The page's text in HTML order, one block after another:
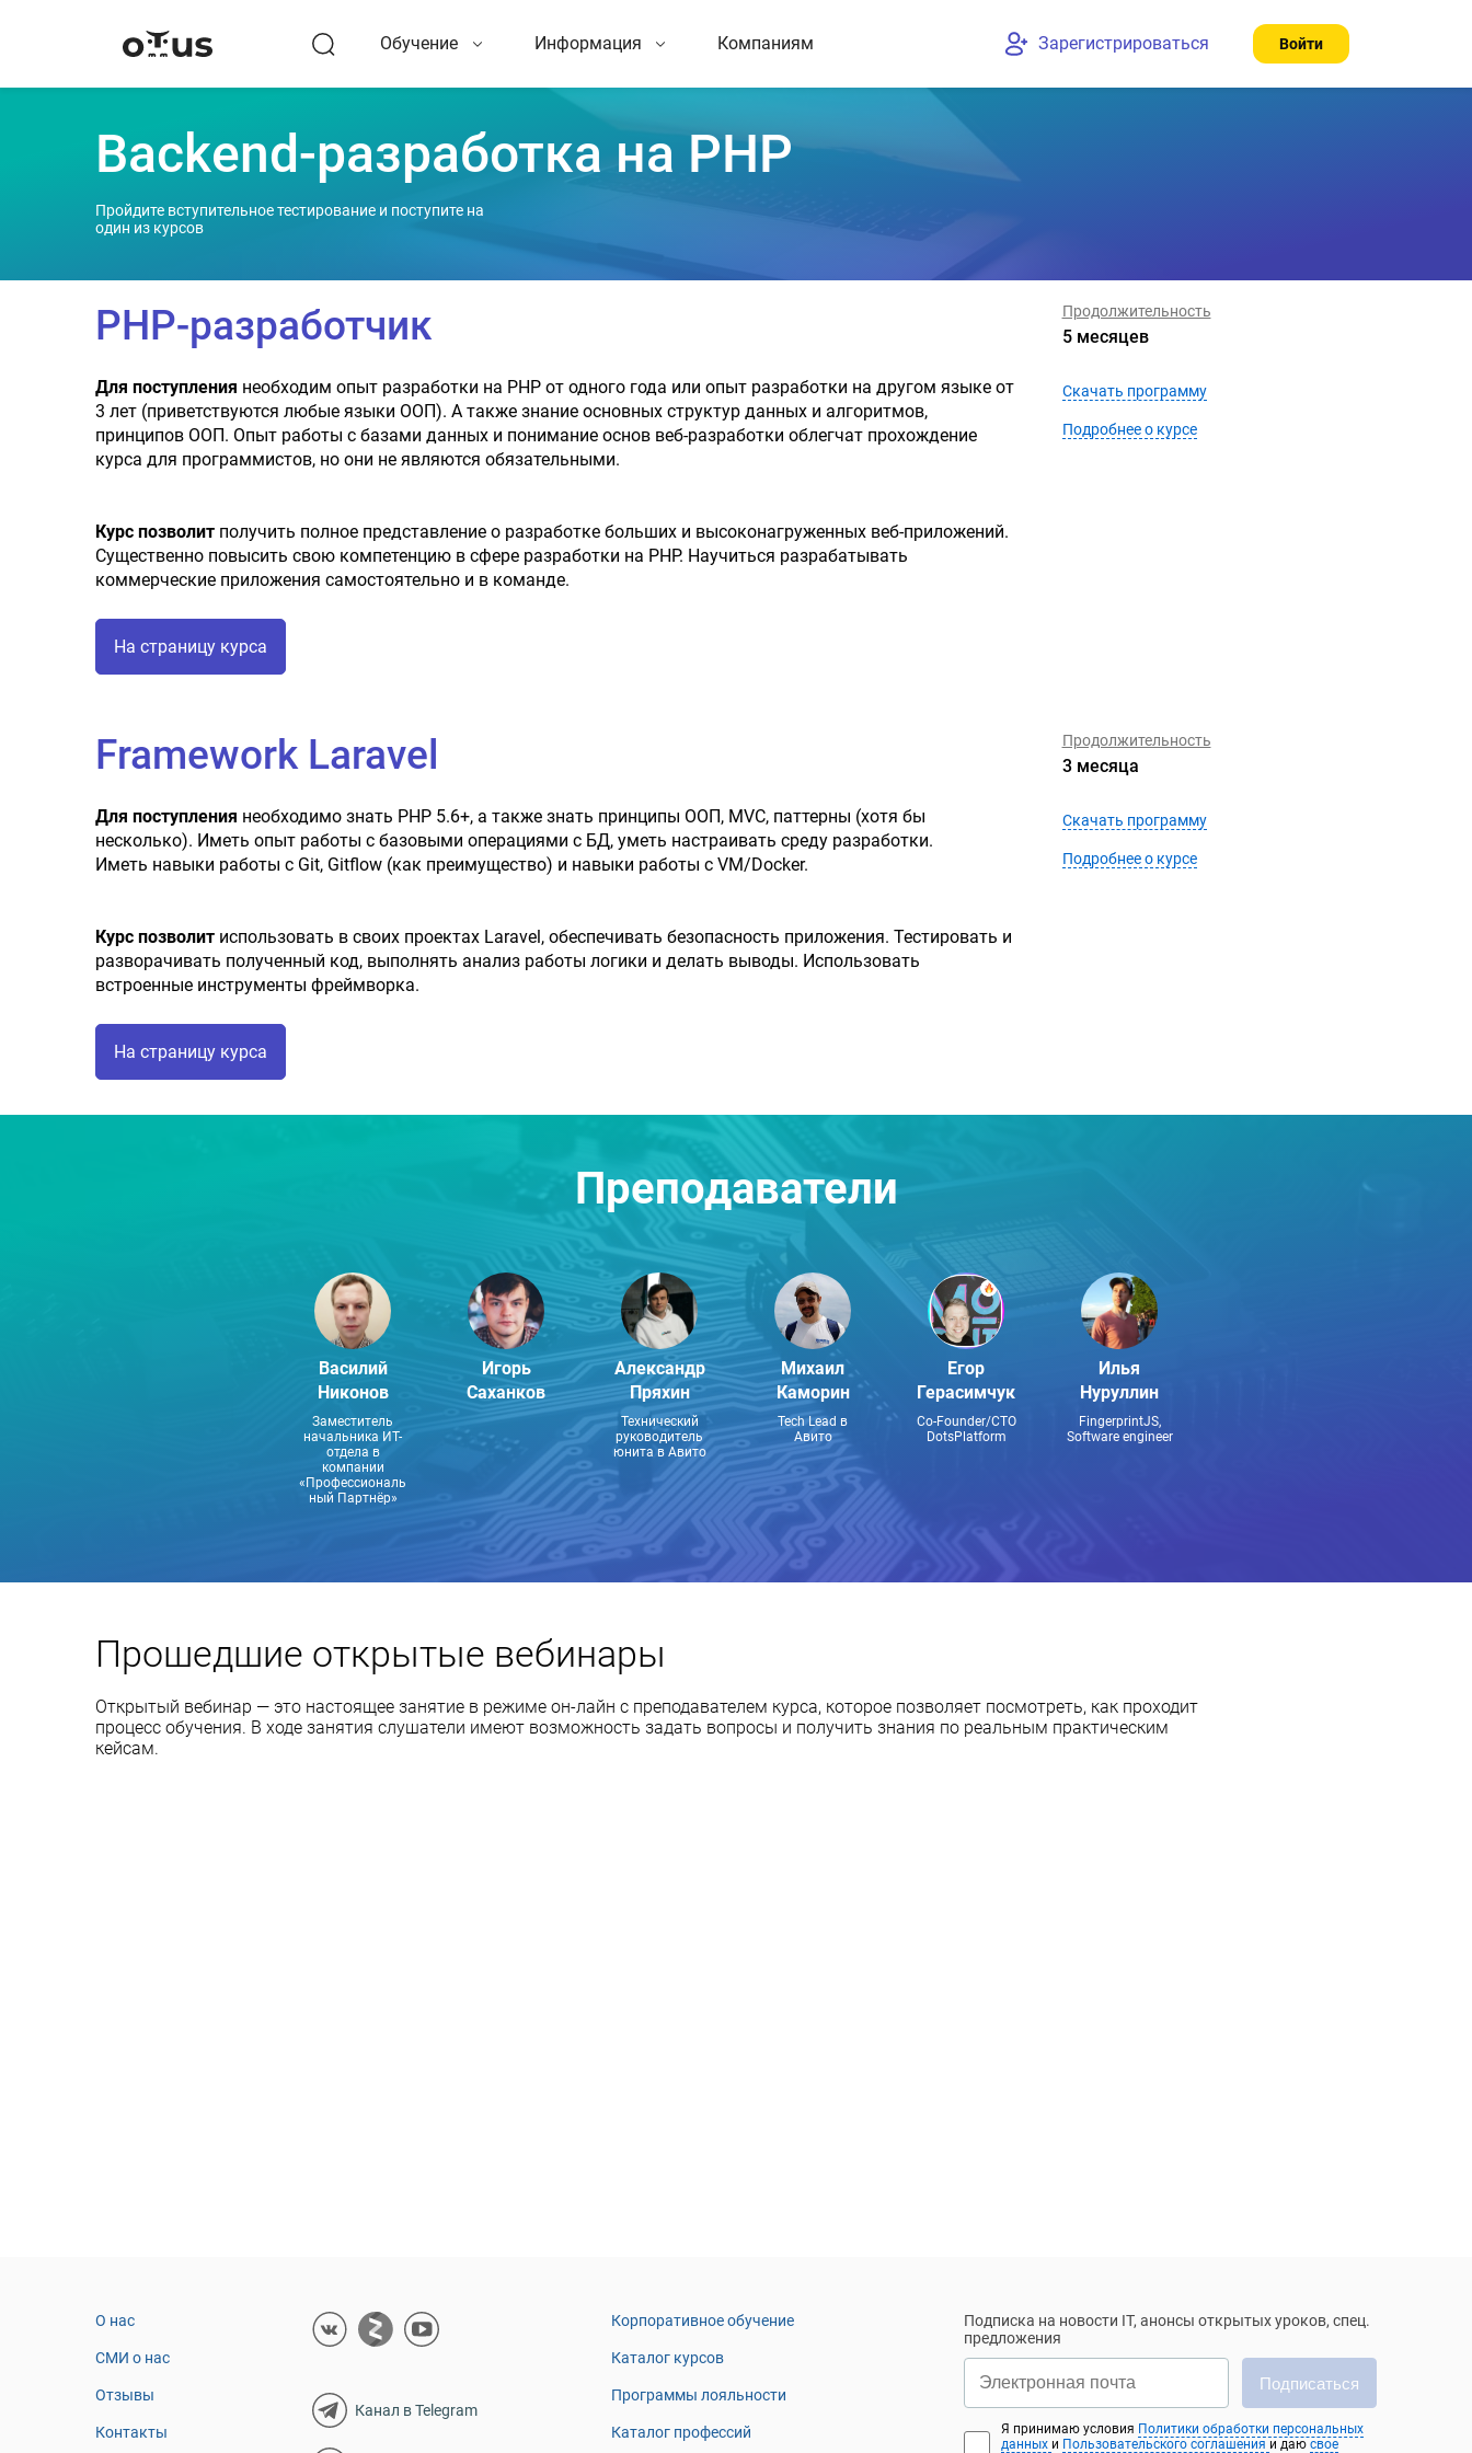
Обучение Информация Компаниям Зарегистрироваться Войти
Backend-разработка на PHP
Пройдите вступительное тестирование и поступите на
один из курсов
PHP-разработчик
Для поступления необходим опыт разработки на PHP от одного года или опыт разработки на другом языке от
3 лет (приветствуются любые языки ООП). А также знание основных структур данных и алгоритмов,
принципов ООП. Опыт работы с базами данных и понимание основ веб-разработки облегчат прохождение
курса для программистов, но они не являются обязательными.
Курс позволит получить полное представление о разработке больших и высоконагруженных веб-приложений.
Существенно повысить свою компетенцию в сфере разработки на PHP. Научиться разрабатывать
коммерческие приложения самостоятельно и в команде.
На страницу курса
Продолжительность
5 месяцев
Скачать программу
Подробнее о курсе
Framework Laravel
Для поступления необходимо знать PHP 5.6+, а также знать принципы ООП, MVC, паттерны (хотя бы
несколько). Иметь опыт работы с базовыми операциями с БД, уметь настраивать среду разработки.
Иметь навыки работы с Git, Gitflow (как преимущество) и навыки работы с VM/Docker.
Курс позволит использовать в своих проектах Laravel, обеспечивать безопасность приложения. Тестировать и
разворачивать полученный код, выполнять анализ работы логики и делать выводы. Использовать
встроенные инструменты фреймворка.
На страницу курса
Продолжительность
3 месяца
Скачать программу
Подробнее о курсе
Преподаватели
Василий
Никонов
Заместитель
начальника ИТ-
отдела в
компании
«Профессиональ
ный Партнёр»
Игорь
Саханков
Александр
Пряхин
Технический
руководитель
юнита в Авито
Михаил
Каморин
Tech Lead в
Авито
Егор
Герасимчук
Co-Founder/CTO
DotsPlatform
Илья
Нуруллин
FingerprintJS,
Software engineer
Прошедшие открытые вебинары
Открытый вебинар — это настоящее занятие в режиме он-лайн с преподавателем курса, которое позволяет посмотреть, как проходит
процесс обучения. В ходе занятия слушатели имеют возможность задать вопросы и получить знания по реальным практическим
кейсам.
О нас
СМИ о нас
Отзывы
Контакты
Канал в Telegram
Корпоративное обучение
Каталог курсов
Программы лояльности
Каталог профессий
Подписка на новости IT, анонсы открытых уроков, спец.
предложения
Подписаться
Я принимаю условия Политики обработки персональных
данных и Пользовательского соглашения и даюсвое